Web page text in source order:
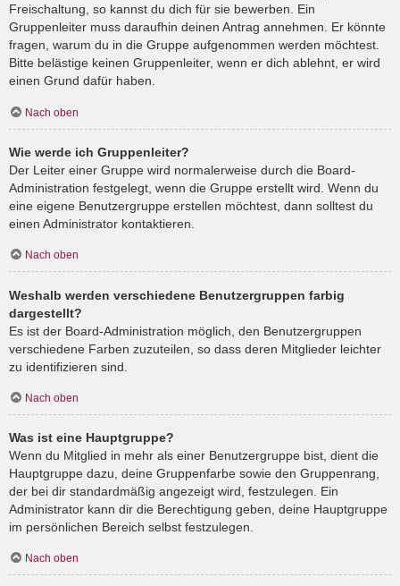
Freischaltung, so kannst du dich für sie bewerben. Ein
Gruppenleiter muss daraufhin deinen Antrag annehmen. Er könnte
fragen, warum du in die Gruppe aufgenommen werden möchtest.
Bitte belästige keinen Gruppenleiter, wenn er dich ablehnt, er wird
einen Grund dafür haben.
Nach oben
Wie werde ich Gruppenleiter?
Der Leiter einer Gruppe wird normalerweise durch die Board-
Administration festgelegt, wenn die Gruppe erstellt wird. Wenn du
eine eigene Benutzergruppe erstellen möchtest, dann solltest du
einen Administrator kontaktieren.
Nach oben
Weshalb werden verschiedene Benutzergruppen farbig
dargestellt?
Es ist der Board-Administration möglich, den Benutzergruppen
verschiedene Farben zuzuteilen, so dass deren Mitglieder leichter
zu identifizieren sind.
Nach oben
Was ist eine Hauptgruppe?
Wenn du Mitglied in mehr als einer Benutzergruppe bist, dient die
Hauptgruppe dazu, deine Gruppenfarbe sowie den Gruppenrang,
der bei dir standardmäßig angezeigt wird, festzulegen. Ein
Administrator kann dir die Berechtigung geben, deine Hauptgruppe
im persönlichen Bereich selbst festzulegen.
Nach oben